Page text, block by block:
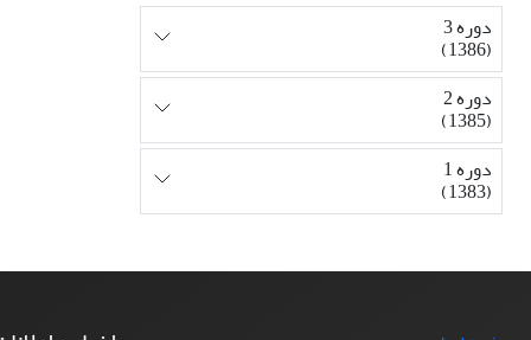
دوره 3
(1386)
دوره 2
(1385)
دوره 1
(1383)